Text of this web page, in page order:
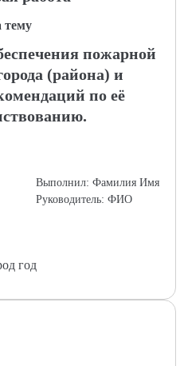
тему
пожарной
(района) и
по её
Выполнил: Фамилия Имя
Руководитель: ФИО
год